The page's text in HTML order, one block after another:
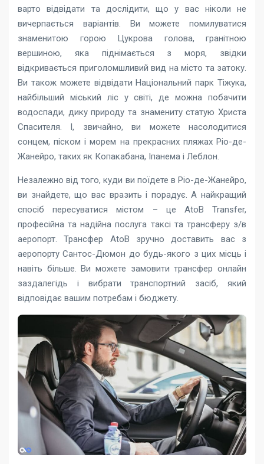
варто відвідати та дослідити, що у вас ніколи не
вичерпається варіантів. Ви можете помилуватися
знаменитою горою Цукрова голова, гранітною
вершиною, яка піднімається з моря, звідки
відкривається приголомшливий вид на місто та затоку.
Ви також можете відвідати Національний парк Тіжука,
найбільший міський ліс у світі, де можна побачити
водоспади, дику природу та знамениту статую Христа
Спасителя. І, звичайно, ви можете насолодитися
сонцем, піском і морем на прекрасних пляжах Ріо-де-
Жанейро, таких як Копакабана, Іпанема і Леблон.
Незалежно від того, куди ви поїдете в Ріо-де-Жанейро,
ви знайдете, що вас вразить і порадує. А найкращий
спосіб пересуватися містом – це AtoB Transfer,
професійна та надійна послуга таксі та трансферу з/в
аеропорт. Трансфер AtoB зручно доставить вас з
аеропорту Сантос-Дюмон до будь-якого з цих місць і
навіть більше. Ви можете замовити трансфер онлайн
заздалегідь і вибрати транспортний засіб, який
відповідає вашим потребам і бюджету.